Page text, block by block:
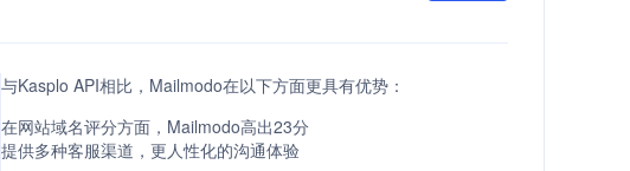
与Kasplo API相比，Mailmodo在以下方面更具有优势：
在网站域名评分方面，Mailmodo高出23分
提供多种客服渠道，更人性化的沟通体验